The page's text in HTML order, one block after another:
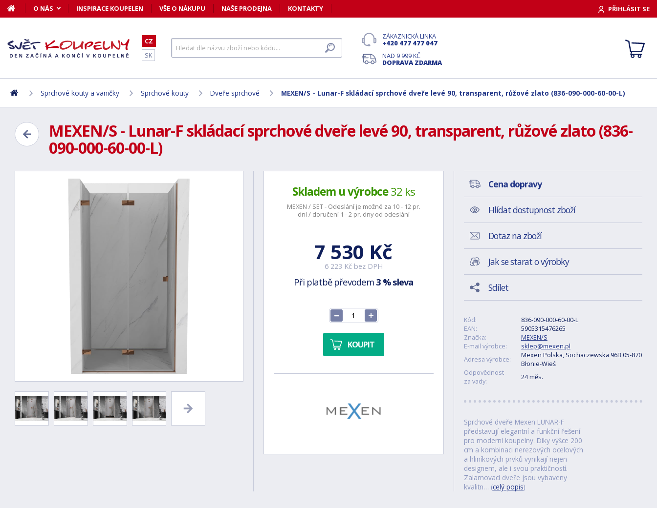
O NÁS INSPIRACE KOUPELEN VŠE O NÁKUPU NAŠE PRODEJNA KONTAKTY PŘIHLÁSIT SE
CZ
SK
ZÁKAZNICKÁ LINKA
+420 477 477 047
NAD 9 999 KČ
DOPRAVA ZDARMA
Sprchové kouty a vaničky Sprchové kouty Dveře sprchové MEXEN/S - Lunar-F skládací sprchové dveře levé 90, transparent, růžové zlato (836-090-000-60-00-L)
MEXEN/S - Lunar-F skládací sprchové dveře levé 90, transparent, růžové zlato (836-
090-000-60-00-L)
Skladem u výrobce32 ks
MEXEN / SET - Odeslání je možné za 10 - 12 pr.
dní / doručení 1 - 2 pr. dny od odeslání
7 530 Kč
6 223 Kč bez DPH
Při platbě převodem 3 % sleva
KOUPIT
Cena dopravy
Hlídat dostupnost zboží
Dotaz na zboží
Jak se starat o výrobky
Sdílet
Kód:
836-090-000-60-00-L
EAN:
5905315476265
Značka:
MEXEN/S
E-mail výrobce:
sklep@mexen.pl
Adresa výrobce:
Mexen Polska, Sochaczewska 96B 05-870
Błonie-Wieś
Odpovědnost
za vady:
24 měs.
Sprchové dveře Mexen LUNAR-F
představují elegantní a funkční řešení
pro moderní koupelny. Díky výšce 200
cm a kombinaci nerezových ocelových
a hliníkových prvků vynikají nejen
designem, ale i svou praktičností.
Zalamovací dveře jsou vybaveny
kvalitn… (celý popis)